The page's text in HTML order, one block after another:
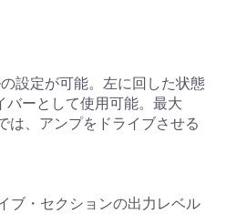
設定が可能。左に回した状態
バーとして使用可能。最大
は、アンプをドライブさせる
ブ・セクションの出力レベル